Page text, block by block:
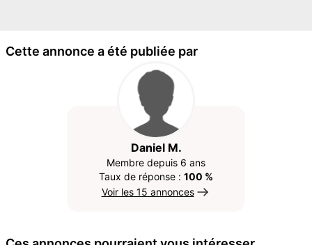
Cette annonce a été publiée par
Daniel M.
Membre depuis 6 ans
Taux de réponse : 100 %
Voir les 15 annonces